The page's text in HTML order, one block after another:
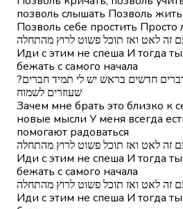
позволь слышать Позволь
Позволь себе простить Просто
זה לאט ואז תוכל פשוט לרוץ מהתחלה
Иди с этим не спеша И тогда
бежать с самого начала
?למה לי לקחת ללב יש לי דברים חדשים בראש יש לי תמיד חברים
שעוזרים לשמוח
Зачем мне брать это близко к
новые мысли У меня всегда
помогают радоваться
זה לאט ואז תוכל פשוט לרוץ מהתחלה
Иди с этим не спеша И тогда
бежать с самого начала
זה לאט ואז תוכל פשוט לרוץ מהתחלה
Иди с этим не спеша И тогда